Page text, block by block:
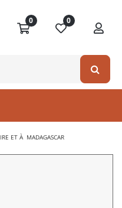
0 0
ET À MADAGASCAR